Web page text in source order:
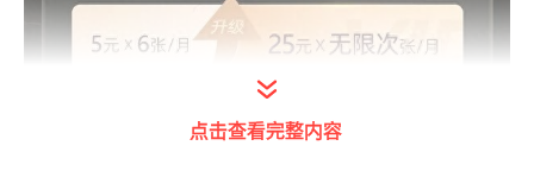
点击查看完整内容